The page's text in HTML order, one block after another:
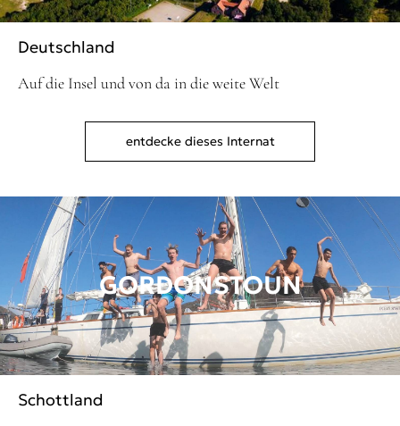
Deutschland
Auf die Insel und von da in die weite Welt
entdecke dieses Internat
GORDONSTOUN
Schottland